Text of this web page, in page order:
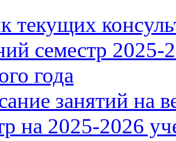
текущих
семестр 2025-
года
занятий на
на 2025-2026